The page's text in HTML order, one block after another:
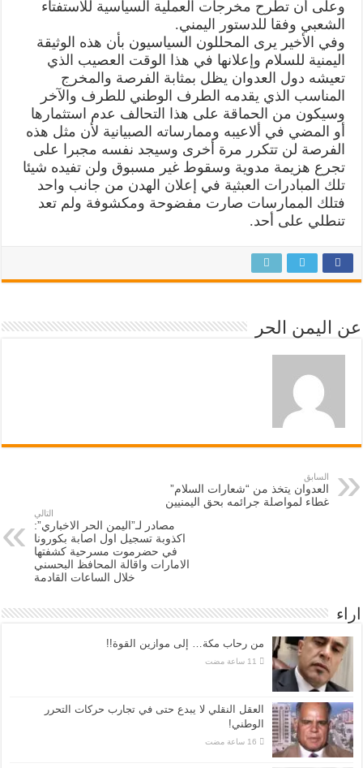
وعلى أن تطرح مخرجات العملية السياسية للاستفتاء
الشعبي وفقا للدستور اليمني.
وفي الأخير يرى المحللون السياسيون بأن هذه الوثيقة
اليمنية للسلام وإعلانها في هذا الوقت العصيب الذي
تعيشه دول العدوان يظل بمثابة الفرصة والمخرج
المناسب الذي يقدمه الطرف الوطني للطرف والآخر
وسيكون من الحماقة على هذا التحالف عدم استثمارها
أو المضي في ألاعيبه وممارساته الصبيانية لأن مثل هذه
الفرصة لن تتكرر مرة أخرى وسيجد نفسه مجبرا على
تجرع هزيمة مدوية وسقوط غير مسبوق ولن تفيده شيئا
تلك المبادرات العبثية في إعلان الهدن من جانب واحد
فتلك الممارسات صارت مفضوحة ومكشوفة ولم تعد
تنطلي على أحد.
عن اليمن الحر
السابق
العدوان يتخذ من “شعارات السلام”
غطاء لمواصلة جرائمه بحق اليمنيين
التالي
مصادر لـ”اليمن الحر الاخباري”:
اكذوبة تسجيل اول اصابة بكورونا
في حضرموت مسرحية كشفتها
الامارات واقالة المحافظ البحسني
خلال الساعات القادمة
اراء
من رحاب مكة… إلى موازين القوة!!
العقل النقلي لا يبدع حتى في تجارب حركات التحرر
الوطني!